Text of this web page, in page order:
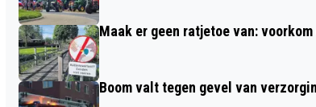
VROUW UIT EDE WEGENS DOODSLAG
Maak er geen ratjetoe van:
Boom valt tegen gevel van